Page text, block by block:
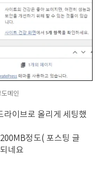
메인
라이브로 올리게 세팅했
정도( 포스팅 글
네요